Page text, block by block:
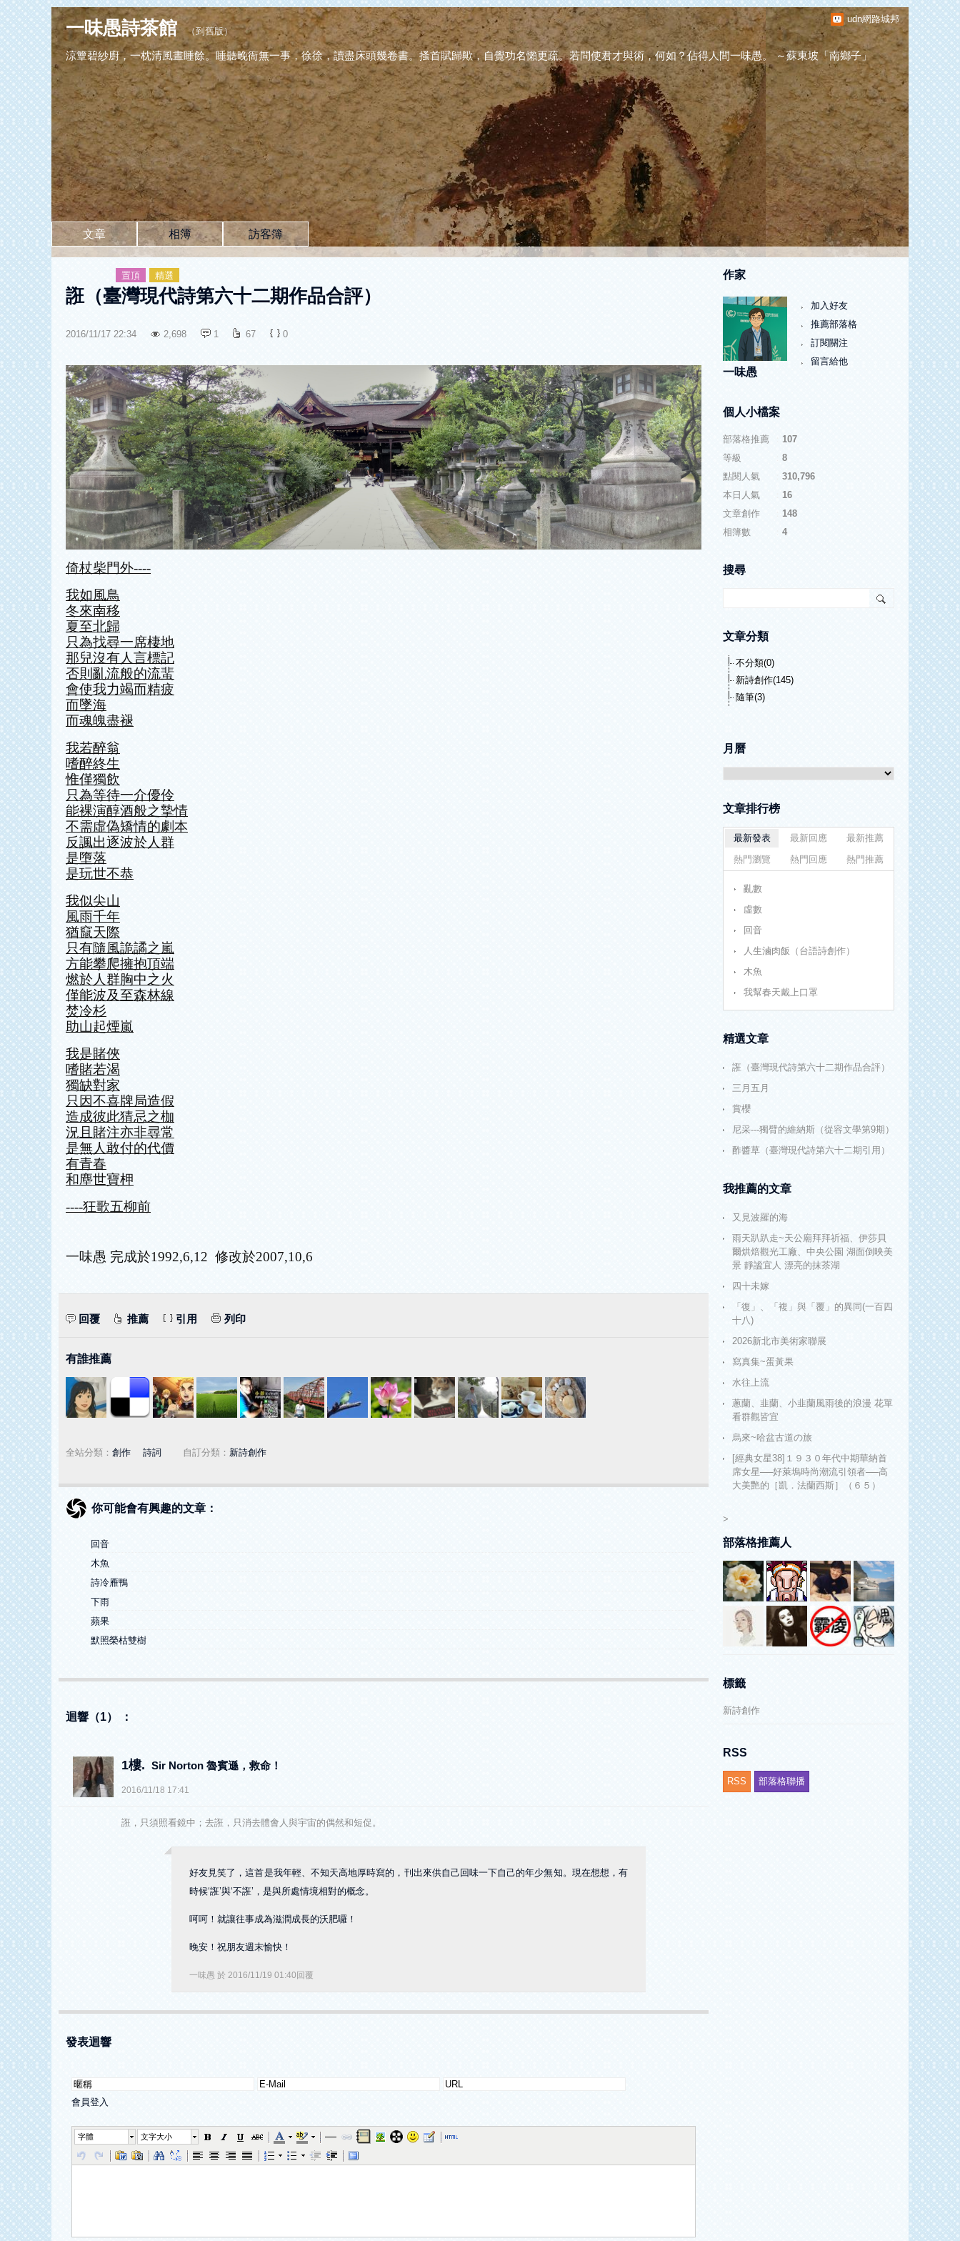
udn網路城邦
一味愚詩茶館（到舊版）
涼簟碧紗廚，一枕清風晝睡餘。睡聽晚衙無一事，徐徐，讀盡床頭幾卷書。搔首賦歸歟，自覺功名懶更疏。若問使君才與術，何如？佔得人間一味愚。 ～蘇東坡「南鄉子」
文章 相簿 訪客簿
置頂 精選
誑（臺灣現代詩第六十二期作品合評）
2016/11/17 22:34 2,698 1 67 0
倚杖柴門外----
我如風鳥
冬來南移
夏至北歸
只為找尋一席棲地
那兒沒有人言標記
否則亂流般的流蜚
會使我力竭而精疲
而墜海
而魂魄盡褪
我若醉翁
嗜醉終生
惟僅獨飲
只為等待一介優伶
能裸演醇酒般之摯情
不需虛偽矯情的劇本
反諷出逐波於人群
是墮落
是玩世不恭
我似尖山
風雨千年
猶竄天際
只有隨風詭譎之嵐
方能攀爬擁抱頂端
燃於人群胸中之火
僅能波及至森林線
焚冷杉
助山起煙嵐
我是賭俠
嗜賭若渴
獨缺對家
只因不喜牌局造假
造成彼此猜忌之枷
況且賭注亦非尋常
是無人敢付的代價
有青春
和塵世寶柙
----狂歌五柳前
一味愚 完成於1992,6,12 修改於2007,10,6
回覆 推薦 引用 列印
有誰推薦
全站分類： 創作 詩詞 自訂分類： 新詩創作
你可能會有興趣的文章：
回音
木魚
詩冷雁鴨
下雨
蘋果
默照榮枯雙樹
迴響（1） ：
1樓. Sir Norton 魯賓遜，救命！
2016/11/18 17:41
誑，只須照看鏡中；去誑，只消去體會人與宇宙的偶然和短促。
好友見笑了，這首是我年輕、不知天高地厚時寫的，刊出來供自己回味一下自己的年少無知。現在想想，有
時候‘誑’與‘不誑’，是與所處情境相對的概念。
呵呵！就讓往事成為滋潤成長的沃肥囉！
晚安！祝朋友週末愉快！
一味愚 於 2016/11/19 01:40 回覆
發表迴響
會員登入
字體 文字大小
作家
加入好友
推薦部落格
訂閱關注
留言給他
一味愚
個人小檔案
部落格推薦
107
等級
8
點閱人氣
310,796
本日人氣
16
文章創作
148
相簿數
4
搜尋
文章分類
不分類(0)
新詩創作(145)
隨筆(3)
月曆
文章排行榜
最新發表 最新回應
最新推薦
熱門瀏覽
熱門回應 熱門推薦
亂數
虛數
回音
人生滷肉飯（台語詩創作）
木魚
我幫春天戴上口罩
精選文章
誑（臺灣現代詩第六十二期作品合評）
三月五月
賞櫻
尼采---獨臂的維納斯（從容文學第9期）
酢醬草（臺灣現代詩第六十二期引用）
我推薦的文章
又見波羅的海
雨天趴趴走~天公廟拜拜祈福、伊莎貝
爾烘焙觀光工廠、中央公園 湖面倒映美
景 靜謐宜人 漂亮的抹茶湖
四十未嫁
「復」、「複」與「覆」的異同(一百四
十八)
2026新北市美術家聯展
寫真集~蛋黃果
水往上流
蔥蘭、韭蘭、小韭蘭風雨後的浪漫 花單
看群觀皆宜
烏來~哈盆古道の旅
[經典女星38]１９３０年代中期華納首
席女星──好萊塢時尚潮流引領者──高
大美艷的［凱．法蘭西斯］（６５）
>
部落格推薦人
標籤
新詩創作
RSS
RSS 部落格聯播